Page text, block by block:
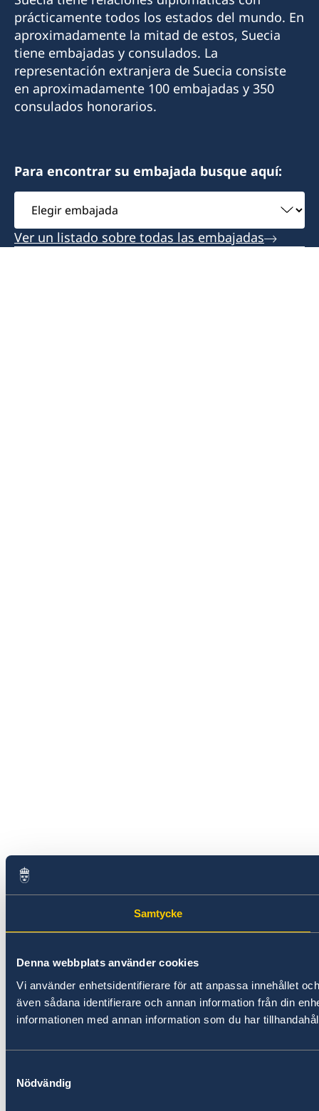
Samtycke
Denna webbplats använder cookies
Vi använder enhetsidentifierare för att anpassa innehållet
även sådana identifierare och annan information från din
informationen med annan information som du har
Nödvändig
prácticamente todos los estados del mundo. En
aproximadamente la mitad de estos, Suecia
tiene embajadas y consulados. La
representación extranjera de Suecia consiste
en aproximadamente 100 embajadas y 350
consulados honorarios.
Para encontrar su embajada busque aquí:
embajada
Ver un listado sobre todas las embajadas